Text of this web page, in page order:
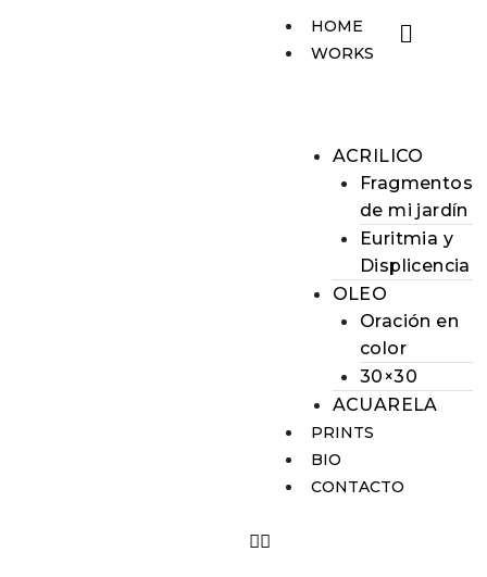
HOME
WORKS
ACRILICO
Fragmentos
de mi jardín
Euritmia y
Displicencia
OLEO
Oración en
color
30×30
ACUARELA
PRINTS
BIO
CONTACTO